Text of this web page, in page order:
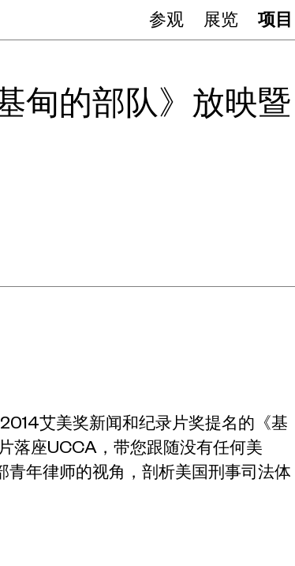
参观 展览 项目
甸的部队》放映暨
艾美奖新闻和纪录片奖提名的《基
落座UCCA，带您跟随没有任何美
年律师的视角，剖析美国刑事司法体